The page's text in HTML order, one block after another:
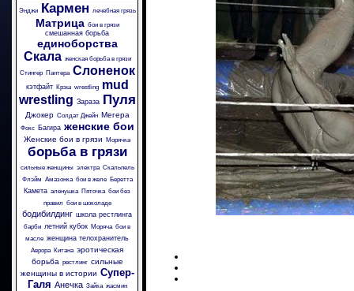
Энджи Кармен лечебная грязь
Матрица бои в грязи
смешанная борьба
единоборства
Скала женская борьба в грязи
Стингер
Пантера Слоненок
кэтфайт Крэш wrestling
mud
wrestling Зараза Пуля
Джокер Солдат Джейн Мегера
Фокс Багира женские бои
Женские бои в грязи Морячка
борьба в грязи
сильные женщины электра Скальпель
Флэйм Амазонка бои в желе Беретта
Камета аленушка Пяточка бои без
правил бои в шоколаде
бодибилдинг школа рестлинга
барби летний кубок Моряча бои в
масле женщина телохранитель
Аврора Китана эротическая
борьба рестлинг сильные
женщины в истории Супер-
Галя Анечка Зайка жасмин